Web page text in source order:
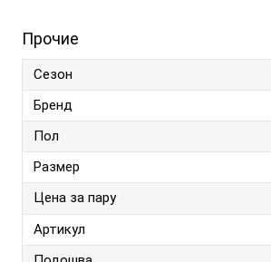
Прочие
Сезон
Бренд
Пол
Размер
Цена за пару
Артикул